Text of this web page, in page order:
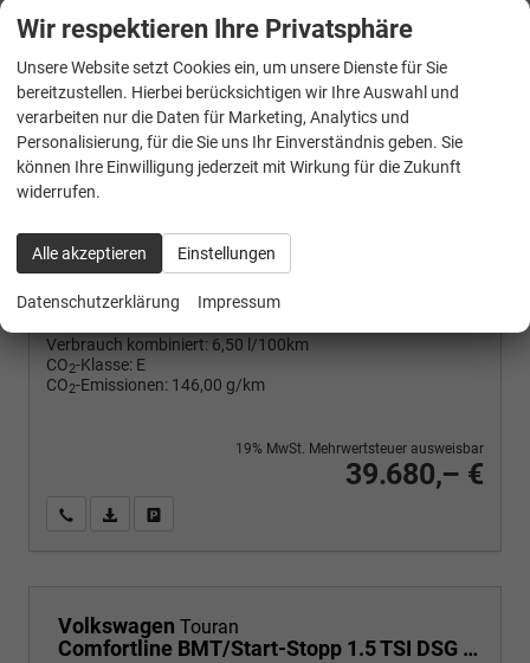
Neuwagen
FAHRZEUG-NR.
135942
AUSSENFARBE
MOTOR
1,5 TSI 110 kW / 150 PS 7DSG, Benzin
Verbrauch kombiniert: 6,50 l/100km
CO2-Klasse: E
CO2-Emissionen: 146,00 g/km
39.680,– €
19% MwSt. Mehrwertsteuer ausweisbar
Wir rufen Sie anPDF-Fahrzeugexposé drucken
Volkswagen Touran
Comfortline BMT/Start-Stopp 1.5 TSI DSG Comfortline, 7-Sitzer, AHK, Navi, Matrix, el. Klappe, Side, FS-beheizbar, 4 J.-Garantie
Wir respektieren Ihre Privatsphäre
Unsere Website setzt Cookies ein, um unsere Dienste für Sie
bereitzustellen. Hierbei berücksichtigen wir Ihre Auswahl und
verarbeiten nur die Daten für Marketing, Analytics und
Personalisierung, für die Sie uns Ihr Einverständnis geben. Sie
können Ihre Einwilligung jederzeit mit Wirkung für die Zukunft
widerrufen.
Alle akzeptieren Einstellungen
Datenschutzerklärung Impressum